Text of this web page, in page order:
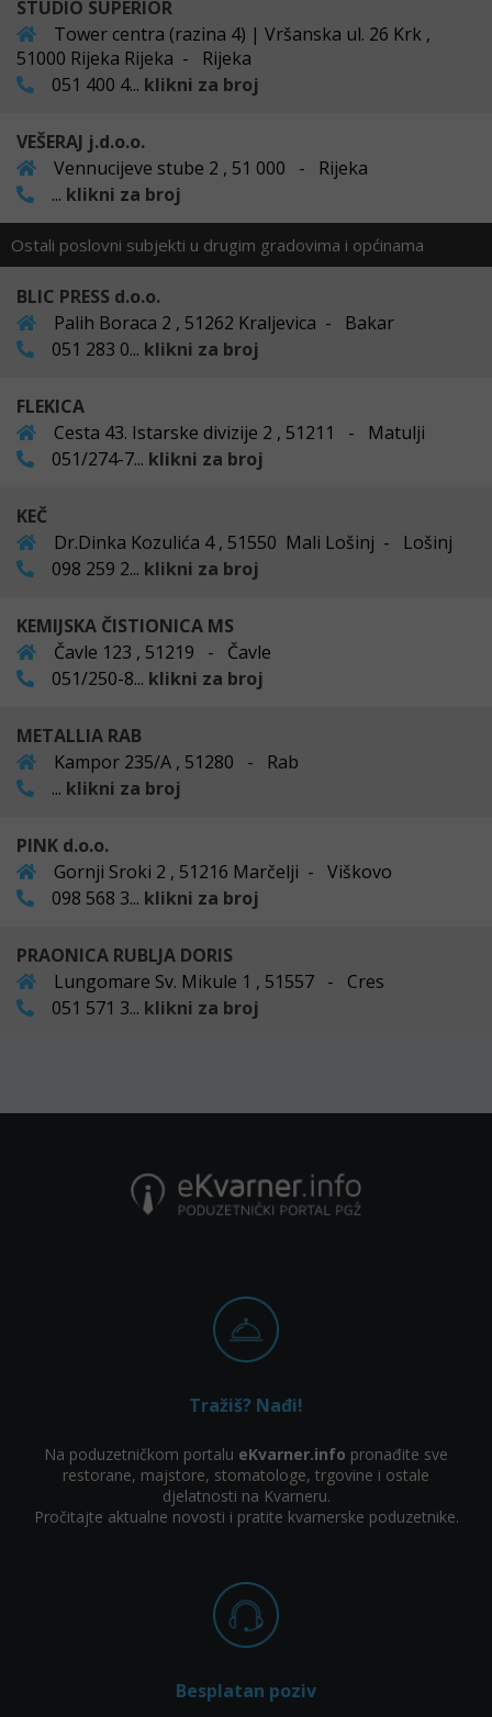
STUDIO SUPERIOR
Tower centra (razina 4) | Vršanska ul. 26 Krk ,
51000 Rijeka Rijeka - Rijeka
051 400 4... klikni za broj
VEŠERAJ j.d.o.o.
Vennucijeve stube 2 , 51 000 - Rijeka
... klikni za broj
Ostali poslovni subjekti u drugim gradovima i općinama
BLIC PRESS d.o.o.
Palih Boraca 2 , 51262 Kraljevica - Bakar
051 283 0... klikni za broj
FLEKICA
Cesta 43. Istarske divizije 2 , 51211 - Matulji
051/274-7... klikni za broj
KEČ
Dr.Dinka Kozulića 4 , 51550 Mali Lošinj - Lošinj
098 259 2... klikni za broj
KEMIJSKA ČISTIONICA MS
Čavle 123 , 51219 - Čavle
051/250-8... klikni za broj
METALLIA RAB
Kampor 235/A , 51280 - Rab
... klikni za broj
PINK d.o.o.
Gornji Sroki 2 , 51216 Marčelji - Viškovo
098 568 3... klikni za broj
PRAONICA RUBLJA DORIS
Lungomare Sv. Mikule 1 , 51557 - Cres
051 571 3... klikni za broj
Tražiš? Nađi!
Na poduzetničkom portalu eKvarner.info pronađite sve
restorane, majstore, stomatologe, trgovine i ostale
djelatnosti na Kvarneru.
Pročitajte aktualne novosti i pratite kvarnerske poduzetnike.
Besplatan poziv